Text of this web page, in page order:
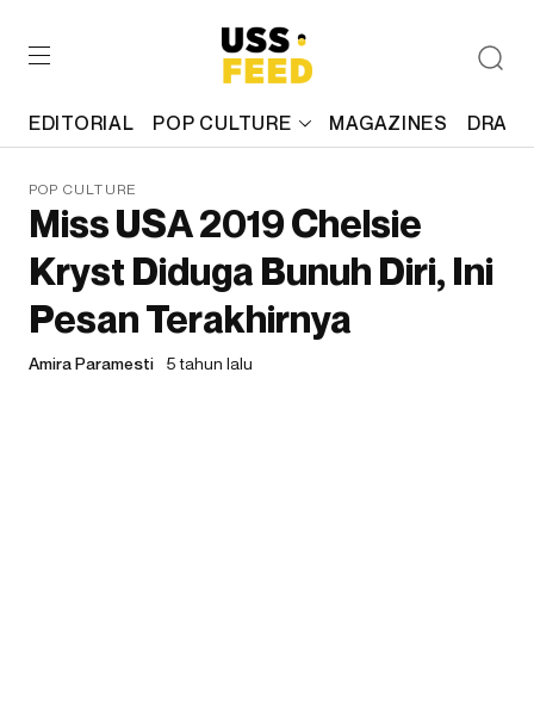
EDITORIAL POP CULTURE MAGAZINES
POP CULTURE
Miss USA 2019 Chelsie
Kryst Diduga Bunuh Diri, Ini
Pesan Terakhirnya
Amira Paramesti 5 tahun lalu